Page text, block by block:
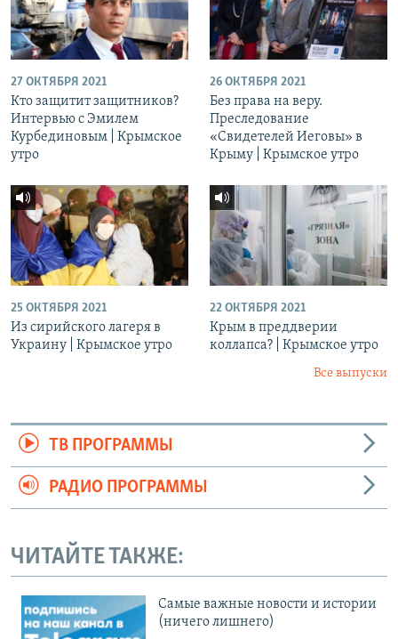
27 ОКТЯБРЯ 2021
Кто защитит защитников?
Интервью с Эмилем
Курбединовым | Крымское
утро
26 ОКТЯБРЯ 2021
Без права на веру.
Преследование
«Свидетелей Иеговы» в
Крыму | Крымское утро
25 ОКТЯБРЯ 2021
Из сирийского лагеря в
Украину | Крымское утро
22 ОКТЯБРЯ 2021
Крым в преддверии
коллапса? | Крымское утро
Все выпуски
ТВ ПРОГРАММЫ
РАДИО ПРОГРАММЫ
ЧИТАЙТЕ ТАКЖЕ:
Cамые важные новости и истории
(ничего лишнего)